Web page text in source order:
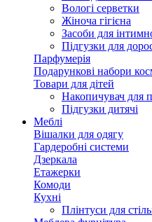
Вологі серветки
Жіноча гігієна
Засоби для
Підгузки для
Парфумерія
Подарункові набори
Товари для дітей
Накопичувач для
Підгузки дитячі
Меблі
Вішалки для одягу
Гардеробні системи
Дзеркала
Етажерки
Комоди
Кухні
Плінтуси для